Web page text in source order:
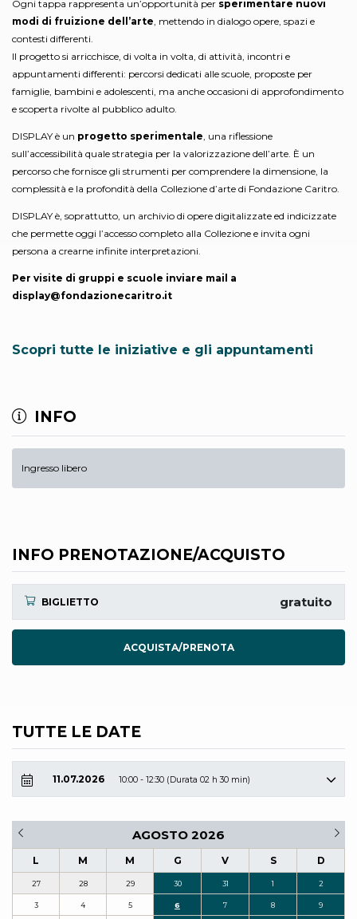
Ogni tappa rappresenta un’opportunità per sperimentare nuovi
modi di fruizione dell’arte, mettendo in dialogo opere, spazi e
contesti differenti.
Il progetto si arricchisce, di volta in volta, di attività, incontri e
appuntamenti differenti: percorsi dedicati alle scuole, proposte per
famiglie, bambini e adolescenti, ma anche occasioni di approfondimento
e scoperta rivolte al pubblico adulto.
DISPLAY è un progetto sperimentale, una riflessione
sull’accessibilità quale strategia per la valorizzazione dell’arte. È un
percorso che fornisce gli strumenti per comprendere la dimensione, la
complessità e la profondità della Collezione d’arte di Fondazione Caritro.
DISPLAY è, soprattutto, un archivio di opere digitalizzate ed indicizzate
che permette oggi l’accesso completo alla Collezione e invita ogni
persona a crearne infinite interpretazioni.
Per visite di gruppi e scuole inviare mail a
display@fondazionecaritro.it
Scopri tutte le iniziative e gli appuntamenti
INFO
Ingresso libero
INFO PRENOTAZIONE/ACQUISTO
BIGLIETTO gratuito
ACQUISTA/PRENOTA
TUTTE LE DATE
11.07.2026 10:00 - 12:30 (Durata 02 h 30 min)
AGOSTO 2026
L M M G V S D
27 28 29 30 31 1 2
3 4 5 6 7 8 9